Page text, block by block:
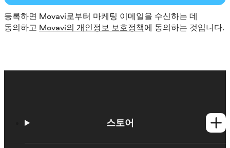
등록하면 Movavi로부터 마케팅 이메일을 수신하는 데
동의하고 Movavi의 개인정보 보호정책에 동의하는 것입니다.
스토어